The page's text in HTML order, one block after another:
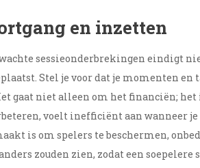
en inzetten
sessieonderbrekingen eindigt
Stel je voor dat je momenten
gaat niet alleen om het financiën;
voelt inefficiënt aan wanneer
is om spelers te beschermen,
zouden zien, zodat een